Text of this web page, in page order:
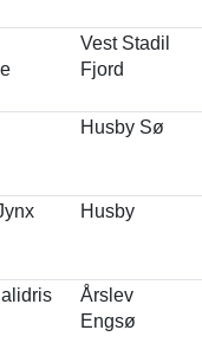
Vest Stadil
Fjord
Husby Sø
Husby
Årslev
Engsø